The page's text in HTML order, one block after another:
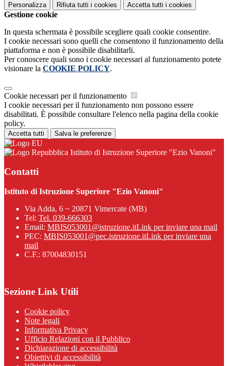
Personalizza Rifiuta tutti i cookies Accetta tutti i cookies
Gestione cookie
In questa schermata è possibile scegliere quali cookie consentire.
I cookie necessari sono quelli che consentono il funzionamento della
piattaforma e non è possibile disabilitarli.
Per conoscere quali sono i cookie necessari al funzionamento potete
visionare la COOKIE POLICY.
Cookie necessari per il funzionamento
I cookie necessari per il funzionamento non possono essere
disabilitati. È possibile consultare l'elenco nella pagina della cookie
policy.
Accetta tutti Salva le preferenze
Istituto di Istruzione Superiore "Ezio Vanoni"
Contatti
Istituto di Istruzione Superiore "Ezio Vanoni"
Via Adda, 6 ~ 20871 Vimercate (MB)
Tel: Tel. 039-666303
Email: MBIS053001@istruzione.itLink per inviare una mail
PEC: MBIS053001@pec.istruzione.itLink per inviare una
mail
C.F.: 87004830151
Sezione Link Utili
Cookie policy
Note legali
Informativa Privacy
Ufficio Relazioni con il Pubblico
Dichiarazione di accessibilità
Obiettivi di accessibilità